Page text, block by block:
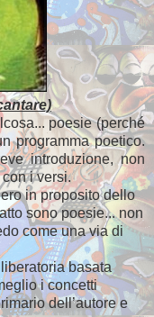
poesie (perché
programma poetico.
introduzione, non
i versi.
in proposito dello
sono poesie... non
come una via di
basata
i concetti
dell’autore e